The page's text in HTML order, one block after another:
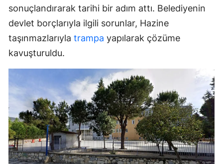
sonuçlandırarak tarihi bir adım attı. Belediyenin
devlet borçlarıyla ilgili sorunlar, Hazine
taşınmazlarıyla trampa yapılarak çözüme
kavuşturuldu.